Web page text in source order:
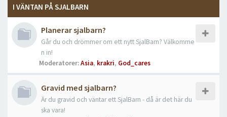
I VÄNTAN PÅ SJALBARN
Planerar sjalbarn?
Går du och drömmer om ett nytt SjalBarn? Välkomme
n in!
Moderatorer:Asia, krakri, God_cares
Gravid med sjalbarn?
Är du gravid och väntar ett SjalBarn - då är det här du
ska vara!